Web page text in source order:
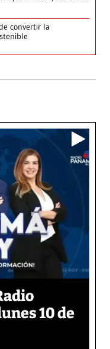
convertir la
10 de